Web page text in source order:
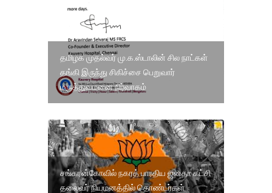
தமிழக முதல்வர் மு.க.ஸ்டாலின் சில நாட்கள்
தங்கி இருந்து சிகிச்சை பெறுவார்
மருத்துவமனை நிர்வாகம்
சங்கரன்கோவில் நகரத் பாரதிய ஜனதா கட்சி
தலைவர் நியமனத்தில் தொண்டர்கள்